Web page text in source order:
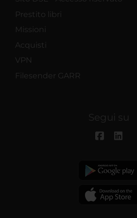
Prestito libri
Missioni
Acquisti
VPN
Filesender GARR
Segui su